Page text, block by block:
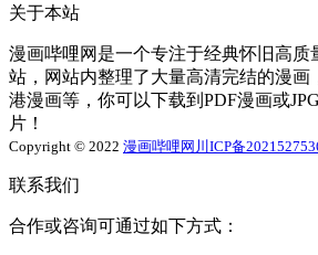
关于本站
漫画哔哩网是一个专注于经典怀旧高质
站，网站内整理了大量高清完结的漫画
港漫画等，你可以下载到PDF漫画或
片！
Copyright © 2022 漫画哔哩网 川ICP备
联系我们
合作或咨询可通过如下方式：